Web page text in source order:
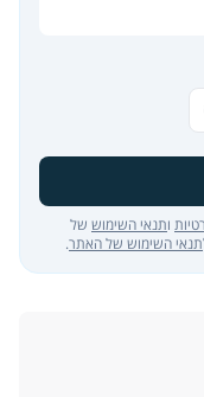
ותנאי השימוש של
תנאי השימוש של האתר.